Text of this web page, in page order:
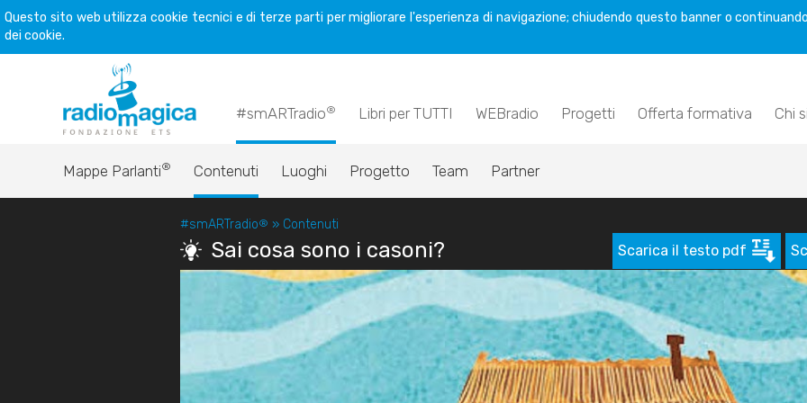
Questo sito web utilizza cookie tecnici e di terze parti per migliorare l'esperienza di navigazione; chiudendo questo banner o
dei cookie.
#smARTradio® Libri per TUTTI WEBradio Progetti Offerta formativa Chi
Mappe Parlanti® Contenuti Luoghi Progetto Team Partner
#smARTradio® » Contenuti
Sai cosa sono i casoni? Scarica il testo pdf